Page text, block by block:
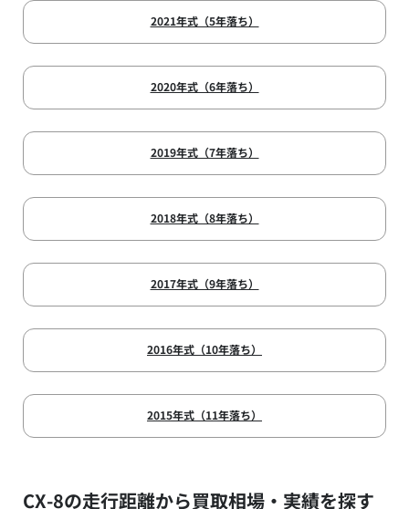
2021年式（5年落ち）
2020年式（6年落ち）
2019年式（7年落ち）
2018年式（8年落ち）
2017年式（9年落ち）
2016年式（10年落ち）
2015年式（11年落ち）
CX-8の走行距離から買取相場・実績を探す